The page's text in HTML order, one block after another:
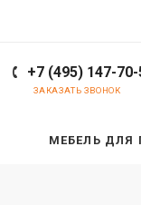
+7 (495) 147-
ЗАКАЗАТЬ ЗВОНОК
МЕБЕЛЬ ДЛЯ